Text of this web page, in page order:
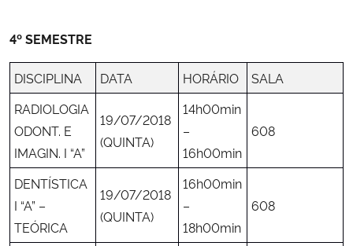
4º SEMESTRE
DISCIPLINA DATA HORÁRIO
SALA
RADIOLOGIA
ODONT. E
IMAGIN. I “A”
19/07/2018
(QUINTA)
14h00min
–
16h00min
608
DENTÍSTICA
I “A” –
TEÓRICA
19/07/2018
(QUINTA)
16h00min
–
18h00min
608